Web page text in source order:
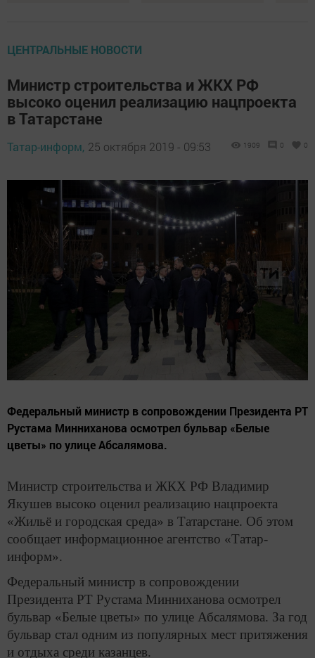
ЦЕНТРАЛЬНЫЕ НОВОСТИ
Министр строительства и ЖКХ РФ
высоко оценил реализацию нацпроекта
в Татарстане
Татар-информ, 25 октября 2019 - 09:53 1909 0 0
Федеральный министр в сопровождении Президента РТ
Рустама Минниханова осмотрел бульвар «Белые
цветы» по улице Абсалямова.
Министр строительства и ЖКХ РФ Владимир
Якушев высоко оценил реализацию нацпроекта
«Жильё и городская среда» в Татарстане. Об этом
сообщает информационное агентство «Татар-
информ».
Федеральный министр в сопровождении
Президента РТ Рустама Минниханова осмотрел
бульвар «Белые цветы» по улице Абсалямова. За год
бульвар стал одним из популярных мест притяжения
и отдыха среди казанцев.